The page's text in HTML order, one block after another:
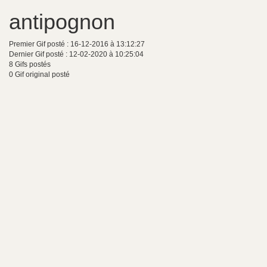
antipognon
Premier Gif posté : 16-12-2016 à 13:12:27
Dernier Gif posté : 12-02-2020 à 10:25:04
8 Gifs postés
0 Gif original posté